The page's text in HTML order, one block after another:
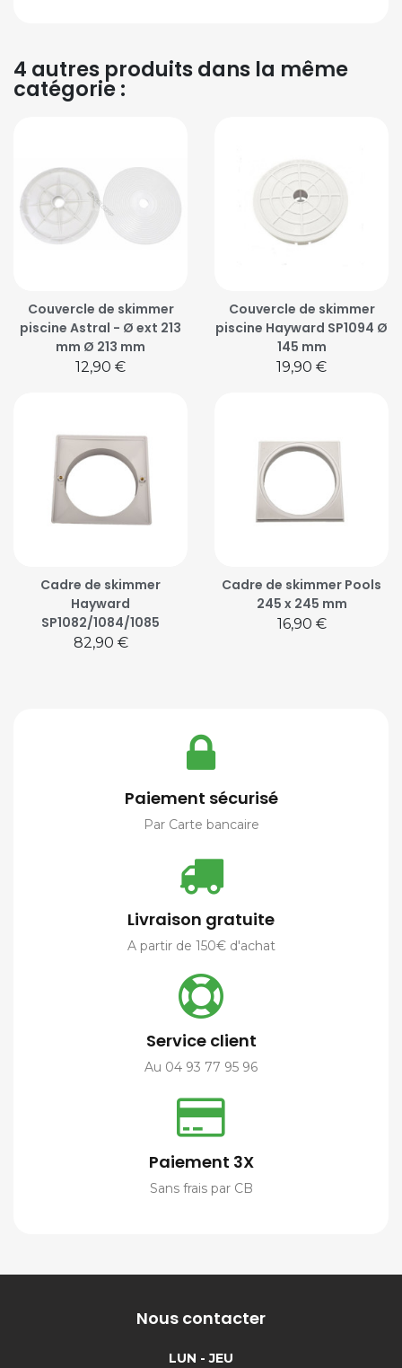
4 autres produits dans la même
catégorie :
Couvercle de skimmer
piscine Astral - Ø ext 213
mm Ø 213 mm
Prix
12,90 €
Couvercle de skimmer
piscine Hayward SP1094 Ø
145 mm
Prix
19,90 €
Cadre de skimmer
Hayward
SP1082/1084/1085
Prix
82,90 €
Cadre de skimmer Pools
245 x 245 mm
Prix
16,90 €
Paiement sécurisé
Par Carte bancaire
Livraison gratuite
A partir de 150€ d'achat
Service client
Au 04 93 77 95 96
Paiement 3X
Sans frais par CB
Nous contacter
LUN - JEU